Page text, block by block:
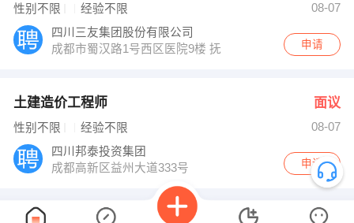
性别不限 经验不限
08-07
四川三友集团股份有限公司
成都市蜀汉路1号西区医院9楼 抚琴西路128号
申请
土建造价工程师 面议
性别不限 经验不限
08-07
四川邦泰投资集团
成都高新区益州大道333号
申请